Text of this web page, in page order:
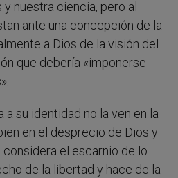
nuestra ciencia, pero al
ante una concepción de la
a Dios de la visión del
que debería «imponerse
a su identidad no la ven en la
en el desprecio de Dios y
el escarnio de lo
de la libertad y hace de la